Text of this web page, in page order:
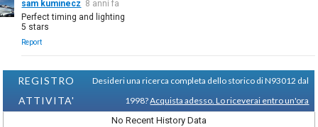
sam kuminecz 8 anni fa
Perfect timing and lighting
5 stars
Report
REGISTRO
ATTIVITA'
Desideri una ricerca completa dello storico di N93012 dal
1998?Acquista adesso. Lo riceverai entro un'ora
No Recent History Data